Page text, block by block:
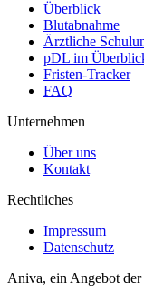
Überblick
Blutabnahme
Ärztliche
pDL im
Fristen-Tracker
FAQ
Unternehmen
Über uns
Kontakt
Rechtliches
Impressum
Datenschutz
Aniva, ein Angebot